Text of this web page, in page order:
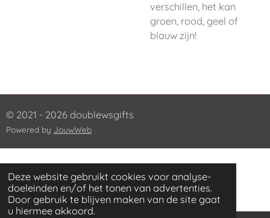
Deze website gebruikt cookies voor analyse-
doeleinden en/of het tonen van advertenties.
Door gebruik te blijven maken van de site gaat
u hiermee akkoord.
verschillen, het kan
groen, rood, geel of
blauw zijn!
© 2021 - 2026 doublewsgifts
Powered by JouwWeb